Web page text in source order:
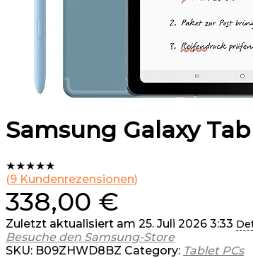
Samsung Galaxy
★★★★★
(9 Kundenrezensionen)
338,00 €
Zuletzt aktualisiert am 25. Juli 2026 3:33
Besuche den Samsung-Store
SKU: B09ZHWD8BZ Category: Tablet PCs